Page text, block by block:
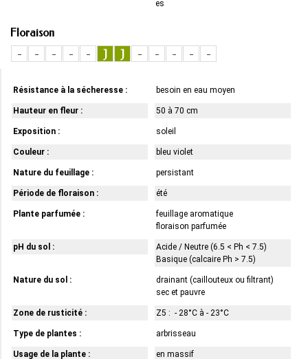
es
Floraison
-
- - - - J J - - - - -
Résistance à la sécheresse : besoin en eau moyen
Hauteur en fleur : 50 à 70 cm
Exposition : soleil
Couleur : bleu violet
Nature du feuillage : persistant
Période de floraison : été
Plante parfumée :
feuillage aromatique
floraison parfumée
pH du sol :
Acide / Neutre (6.5 < Ph < 7.5)
Basique (calcaire Ph > 7.5)
Nature du sol :
drainant (caillouteux ou filtrant)
sec et pauvre
Zone de rusticité : Z5 : - 28°C à - 23°C
Type de plantes : arbrisseau
Usage de la plante : en massif